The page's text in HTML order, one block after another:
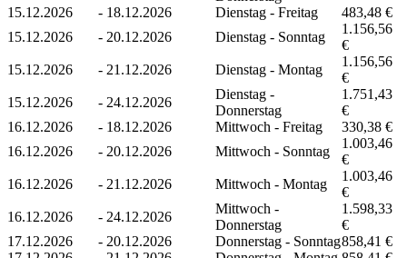
15.12.2026
- 18.12.2026 Dienstag - Freitag
483,48 €
15.12.2026
- 20.12.2026 Dienstag - Sonntag
1.156,56
€
15.12.2026
- 21.12.2026 Dienstag - Montag
1.156,56
€
15.12.2026
- 24.12.2026
Dienstag -
Donnerstag
1.751,43
€
16.12.2026
- 18.12.2026 Mittwoch - Freitag
330,38 €
16.12.2026
- 20.12.2026 Mittwoch - Sonntag
1.003,46
€
16.12.2026
- 21.12.2026 Mittwoch - Montag
1.003,46
€
16.12.2026
- 24.12.2026
Mittwoch -
Donnerstag
1.598,33
€
17.12.2026
- 20.12.2026 Donnerstag - Sonntag858,41 €